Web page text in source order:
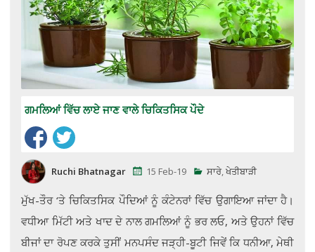
ਗਮਲਿਆਂ ਵਿੱਚ ਲਾਏ ਜਾਣ ਵਾਲੇ ਚਿਕਿਤਸਿਕ ਪੌਦੇ
Ruchi Bhatnagar 15 Feb-19 ਸਾਰੇ,ਖੇਤੀਬਾੜੀ
ਮੁੱਖ-ਤੌਰ ‘ਤੇ ਚਿਕਿਤਸਿਕ ਪੌਦਿਆਂ ਨੂੰ ਕੰਟੇਨਰਾਂ ਵਿੱਚ ਉਗਾਇਆ ਜਾਂਦਾ ਹੈ।
ਵਧੀਆ ਮਿੱਟੀ ਅਤੇ ਖਾਦ ਦੇ ਨਾਲ ਗਮਲਿਆਂ ਨੂੰ ਭਰ ਲਓ, ਅਤੇ ਉਹਨਾਂ ਵਿੱਚ
ਬੀਜਾਂ ਦਾ ਰੋਪਣ ਕਰਕੇ ਤੁਸੀਂ ਮਨਪਸੰਦ ਜੜ੍ਹੀ-ਬੂਟੀ ਜਿਵੇਂ ਕਿ ਧਨੀਆ, ਮੇਥੀ